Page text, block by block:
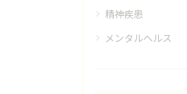
精神疾患
メンタルヘルス